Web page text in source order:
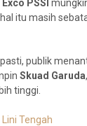
Exco PSSI
itu masih
publik
Skuad Garuda,
tinggi.
Tengah